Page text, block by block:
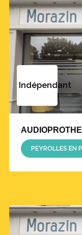
Indépendant
PEYROLLES EN